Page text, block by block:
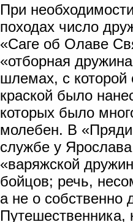
При
походах число
«Саге об Олаве
«отборная
шлемах, с
краской было
которых было
молебен. В
службе у
«варяжской
бойцов; речь,
а не о собственно
Путешественника,